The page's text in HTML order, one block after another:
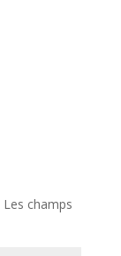
Les champs